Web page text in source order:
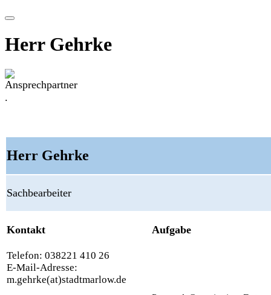
Herr Gehrke
.
Herr Gehrke
Sachbearbeiter
Kontakt Aufgabe
Telefon: 038221 410 26
E-Mail-Adresse:
m.gehrke(at)stadtmarlow.de